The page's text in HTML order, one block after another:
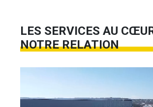
LES SERVICES AU
NOTRE RELATION